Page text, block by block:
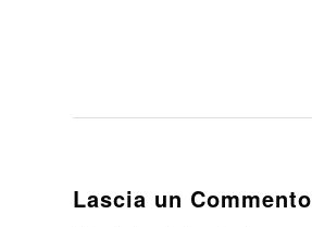
Lascia un Commento